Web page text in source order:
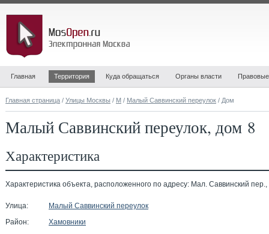
Главная Территория Куда обращаться Органы власти
Главная страница / Улицы Москвы / М / Малый Саввинский переулок / Дом
Малый Саввинский переулок, дом 8
Характеристика
Характеристика объекта, расположенного по адресу: Мал. Саввинский пер.,
Улица:
Малый Саввинский переулок
Район:
Хамовники